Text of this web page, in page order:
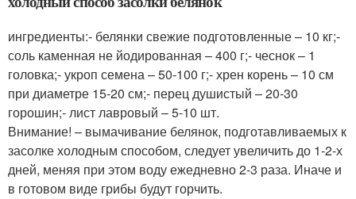
ингредиенты:- белянки свежие подготовленные – 10 кг;-
соль каменная не йодированная – 400 г;- чеснок – 1
головка;- укроп семена – 50-100 г;- хрен корень – 10 см
при диаметре 15-20 см;- перец душистый – 20-30
горошин;- лист лавровый – 5-10 шт.
Внимание! – вымачивание белянок, подготавливаемых к
засолке холодным способом, следует увеличить до 1-2-х
дней, меняя при этом воду ежедневно 2-3 раза. Иначе и
в готовом виде грибы будут горчить.